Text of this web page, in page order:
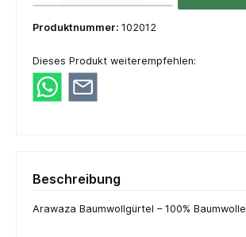
Produktnummer: 102012
Dieses Produkt weiterempfehlen:
Beschreibung
Arawaza Baumwollgürtel – 100% Baumwolle